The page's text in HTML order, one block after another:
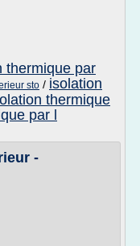
thermique par
sto / isolation
thermique
par l
-